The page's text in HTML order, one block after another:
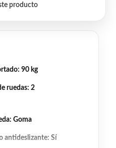
producto
: 90 kg
ruedas: 2
: Goma
antideslizante: Sí